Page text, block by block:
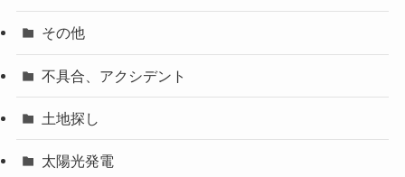
その他
不具合、アクシデント
土地探し
太陽光発電